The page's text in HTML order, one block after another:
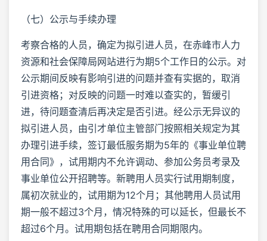
（七）公示与手续办理
考察合格的人员，确定为拟引进人员，在赤峰市人力
资源和社会保障局网站进行为期5个工作日的公示。对
公示期间反映有影响引进的问题并查有实据的，取消
引进资格；对反映的问题一时难以查实的，暂缓引
进，待问题查清后再决定是否引进。经公示无异议的
拟引进人员，由引才单位主管部门按照相关规定为其
办理引进手续，签订最低服务期为5年的《事业单位聘
用合同》，试用期内不允许调动、参加公务员考录及
事业单位公开招聘等。新聘用人员实行试用期制度，
属初次就业的，试用期为12个月；其他聘用人员试用
期一般不超过3个月，情况特殊的可以延长，但最长不
超过6个月。试用期包括在聘用合同期限内。